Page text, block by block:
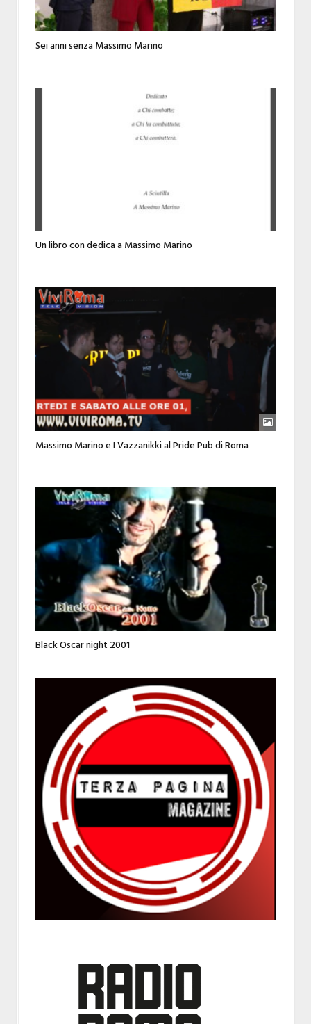
Sei anni senza Massimo Marino
Un libro con dedica a Massimo Marino
Massimo Marino e I Vazzanikki al Pride Pub di Roma
Black Oscar night 2001